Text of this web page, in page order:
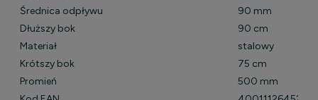
Średnica odpływu
90 mm
Dłuższy bok
90 cm
Materiał
stalowy
Krótszy bok
75 cm
Promień
500 mm